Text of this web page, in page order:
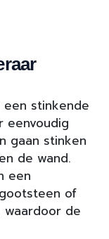
stinkende
eenvoudig
gaan stinken
de wand.
een
of
de